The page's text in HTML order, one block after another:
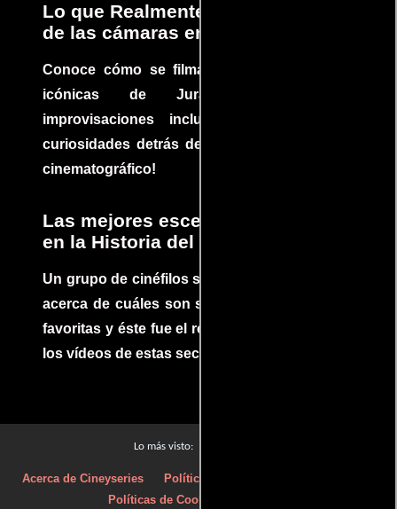
Lo que Realmente Sucedió detrás
de las cámaras en Jurassic Park
Conoce cómo se filmaron algunas escenas
icónicas de Jurassic Park, con
improvisaciones incluidas. ¡Descubre las
curiosidades detrás del rodaje de un clásico
cinematográfico!
Las mejores escenas de acción
en la Historia del cine
Un grupo de cinéfilos se juntaron para debatir
acerca de cuáles son sus escenas de acción
favoritas y éste fue el resultado. No te pierdas
los vídeos de estas secuencias inolvidables.
Lo más visto:
Acerca de Cineyseries Políticas de privacidad
Políticas de Cookies